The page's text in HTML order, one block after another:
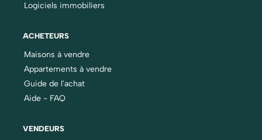
Logiciels immobiliers
ACHETEURS
Maisons à vendre
Appartements à vendre
Guide de l'achat
Aide - FAQ
VENDEURS